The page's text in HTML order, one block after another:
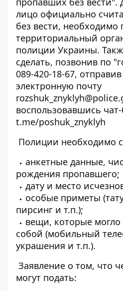
лицо официально
без вести, необходимо
территориальный
полиции Украины.
сделать, позвонив по
089-420-18-67,
электронную почту
воспользовавшись
t.me/poshuk_znyklyh
Полиции необходимо
анкетные данные,
рождения пропавшего;
дату и место
особые приметы
пирсинг и т.п.);
вещи, которые
собой (мобильный
украшения и т.п.).
Заявление о том, что
могут подать: